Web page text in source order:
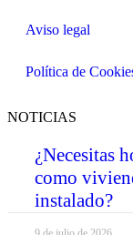
Aviso legal
Política de
NOTICIAS
¿Necesitas
como
instalado?